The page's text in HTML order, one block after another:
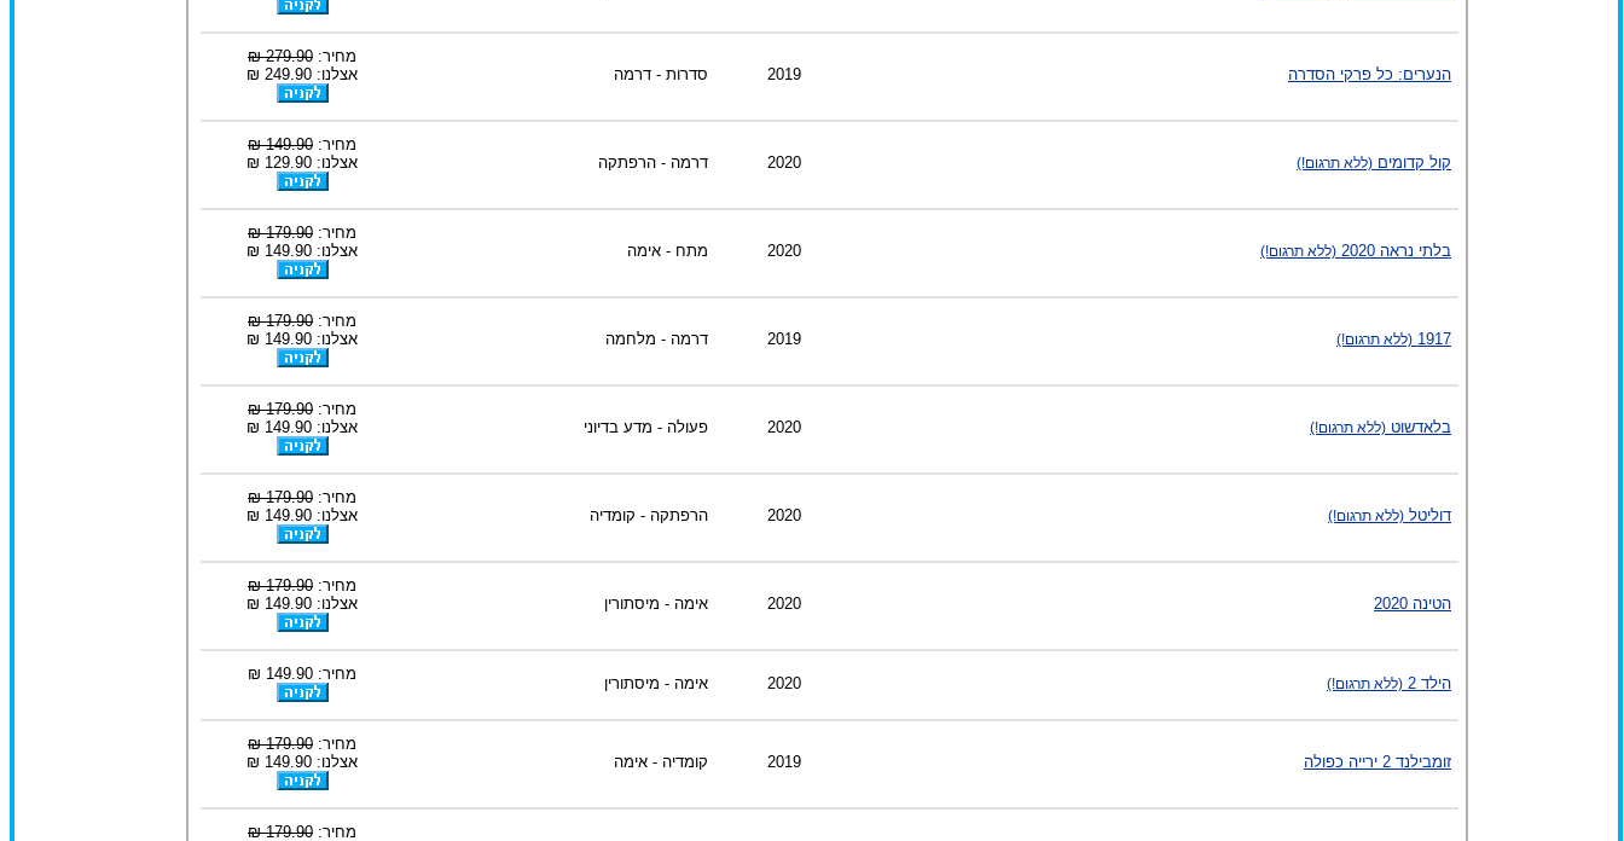
הנערים: כל פרקי הסדרה 2019 סדרות - דרמה
מחיר: 279.90 ₪
אצלנו: 249.90 ₪
קול קדומים (ללא תרגום!) 2020 דרמה - הרפתקה
מחיר: 149.90 ₪
אצלנו: 129.90 ₪
בלתי נראה 2020 (ללא תרגום!) 2020 מתח - אימה
מחיר: 179.90 ₪
אצלנו: 149.90 ₪
1917 (ללא תרגום!) 2019 דרמה - מלחמה
מחיר: 179.90 ₪
אצלנו: 149.90 ₪
בלאדשוט (ללא תרגום!) 2020 פעולה - מדע בדיוני
מחיר: 179.90 ₪
אצלנו: 149.90 ₪
דוליטל (ללא תרגום!) 2020 הרפתקה - קומדיה
מחיר: 179.90 ₪
אצלנו: 149.90 ₪
הטינה 2020 2020 אימה - מיסתורין
מחיר: 179.90 ₪
אצלנו: 149.90 ₪
הילד 2 (ללא תרגום!) 2020 אימה - מיסתורין
מחיר: 149.90 ₪
זומבילנד 2 ירייה כפולה 2019 קומדיה - אימה
מחיר: 179.90 ₪
אצלנו: 149.90 ₪
מחיר: 179.90 ₪